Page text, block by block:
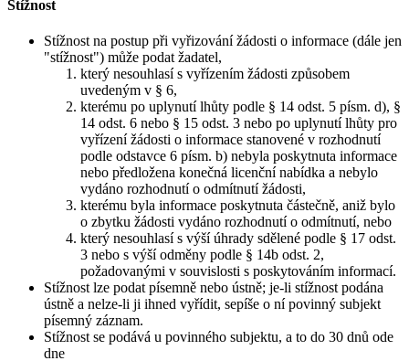
Stížnost
Stížnost na postup při vyřizování žádosti o informace (dále jen
"stížnost") může podat žadatel,
který nesouhlasí s vyřízením žádosti způsobem
uvedeným v § 6,
kterému po uplynutí lhůty podle § 14 odst. 5 písm. d), §
14 odst. 6 nebo § 15 odst. 3 nebo po uplynutí lhůty pro
vyřízení žádosti o informace stanovené v rozhodnutí
podle odstavce 6 písm. b) nebyla poskytnuta informace
nebo předložena konečná licenční nabídka a nebylo
vydáno rozhodnutí o odmítnutí žádosti,
kterému byla informace poskytnuta částečně, aniž bylo
o zbytku žádosti vydáno rozhodnutí o odmítnutí, nebo
který nesouhlasí s výší úhrady sdělené podle § 17 odst.
3 nebo s výší odměny podle § 14b odst. 2,
požadovanými v souvislosti s poskytováním informací.
Stížnost lze podat písemně nebo ústně; je-li stížnost podána
ústně a nelze-li ji ihned vyřídit, sepíše o ní povinný subjekt
písemný záznam.
Stížnost se podává u povinného subjektu, a to do 30 dnů ode
dne